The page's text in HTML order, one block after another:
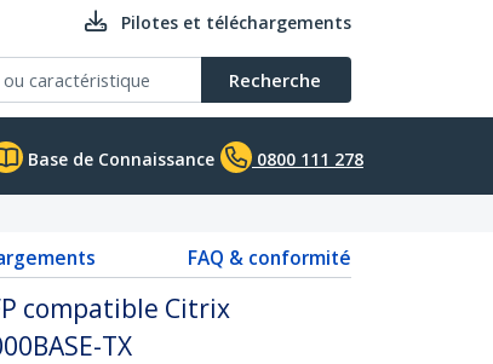
Pilotes et téléchargements
Recherche
Base de Connaissance 0800 111 278
FAQ & conformité
compatible Citrix
TX